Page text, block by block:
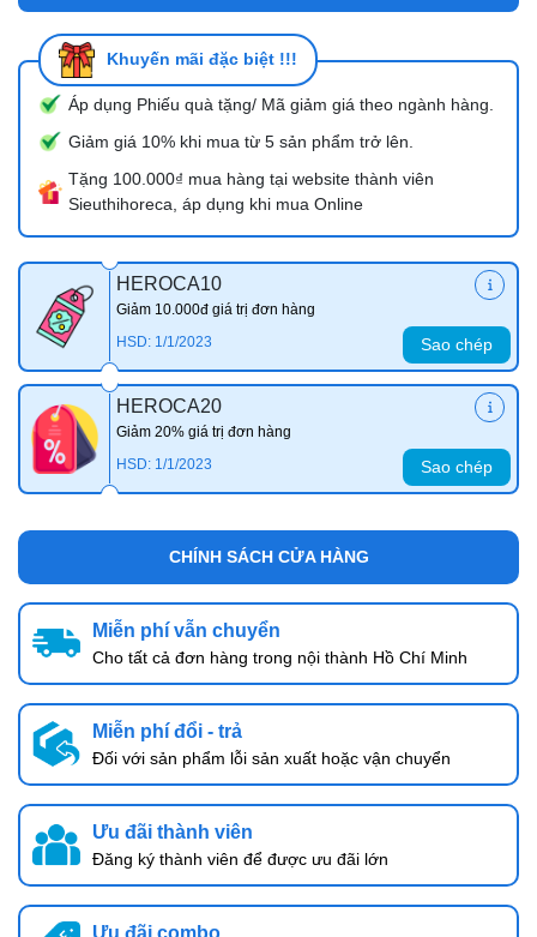
Khuyến mãi đặc biệt !!!
Áp dụng Phiếu quà tặng/ Mã giảm giá theo ngành hàng.
Giảm giá 10% khi mua từ 5 sản phẩm trở lên.
Tặng 100.000₫ mua hàng tại website thành viên
Sieuthihoreca, áp dụng khi mua Online
HEROCA10
Giảm 10.000đ giá trị đơn hàng
HSD: 1/1/2023
Sao chép
HEROCA20
Giảm 20% giá trị đơn hàng
HSD: 1/1/2023
Sao chép
CHÍNH SÁCH CỬA HÀNG
Miễn phí vẫn chuyển
Cho tất cả đơn hàng trong nội thành Hồ Chí Minh
Miễn phí đổi - trả
Đối với sản phẩm lỗi sản xuất hoặc vận chuyển
Ưu đãi thành viên
Đăng ký thành viên để được ưu đãi lớn
Ưu đãi combo